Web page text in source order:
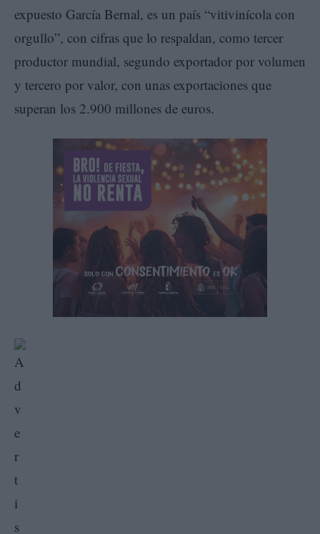
expuesto García Bernal, es un país “vitivinícola con
orgullo”, con cifras que lo respaldan, como tercer
productor mundial, segundo exportador por volumen
y tercero por valor, con unas exportaciones que
superan los 2.900 millones de euros.